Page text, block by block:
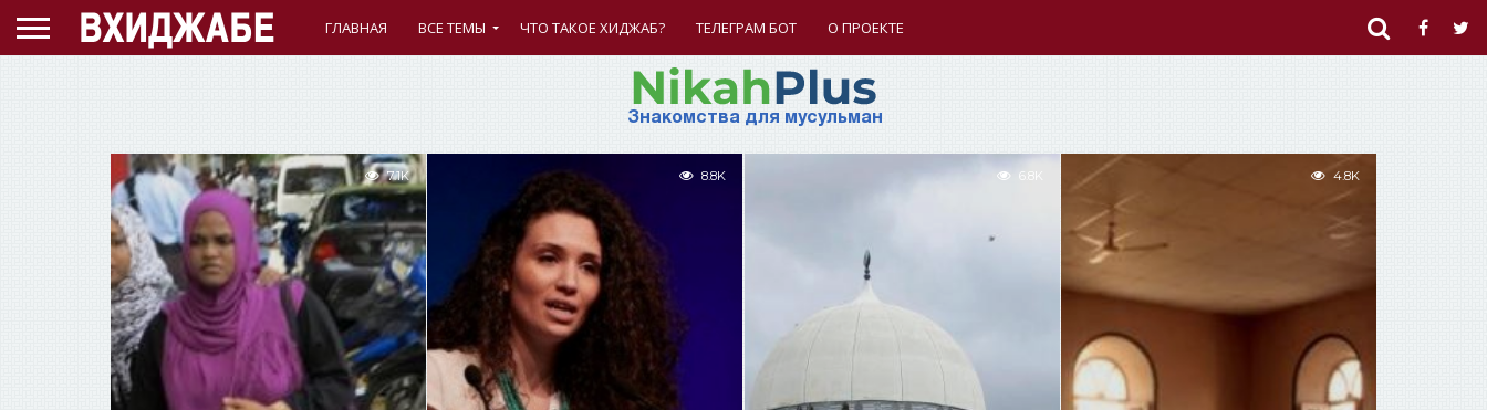
ГЛАВНАЯ ВСЕ ТЕМЫ ЧТО ТАКОЕ ХИДЖАБ? ТЕЛЕГРАМ БОТ О ПРОЕКТЕ
Знакомства для мусульман
7.1K 8.8K 6.8K 4.8K